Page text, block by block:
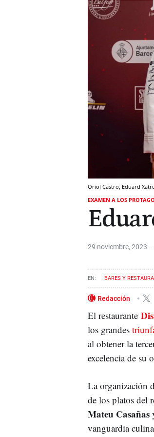
Oriol Castro, Eduard
EXAMEN A LOS
29 noviembre, 2023
BARES Y
Redacción
El restaurante
los grandes
al obtener la
excelencia de su
La organización
de los platos del
Mateu Casañas
vanguardia